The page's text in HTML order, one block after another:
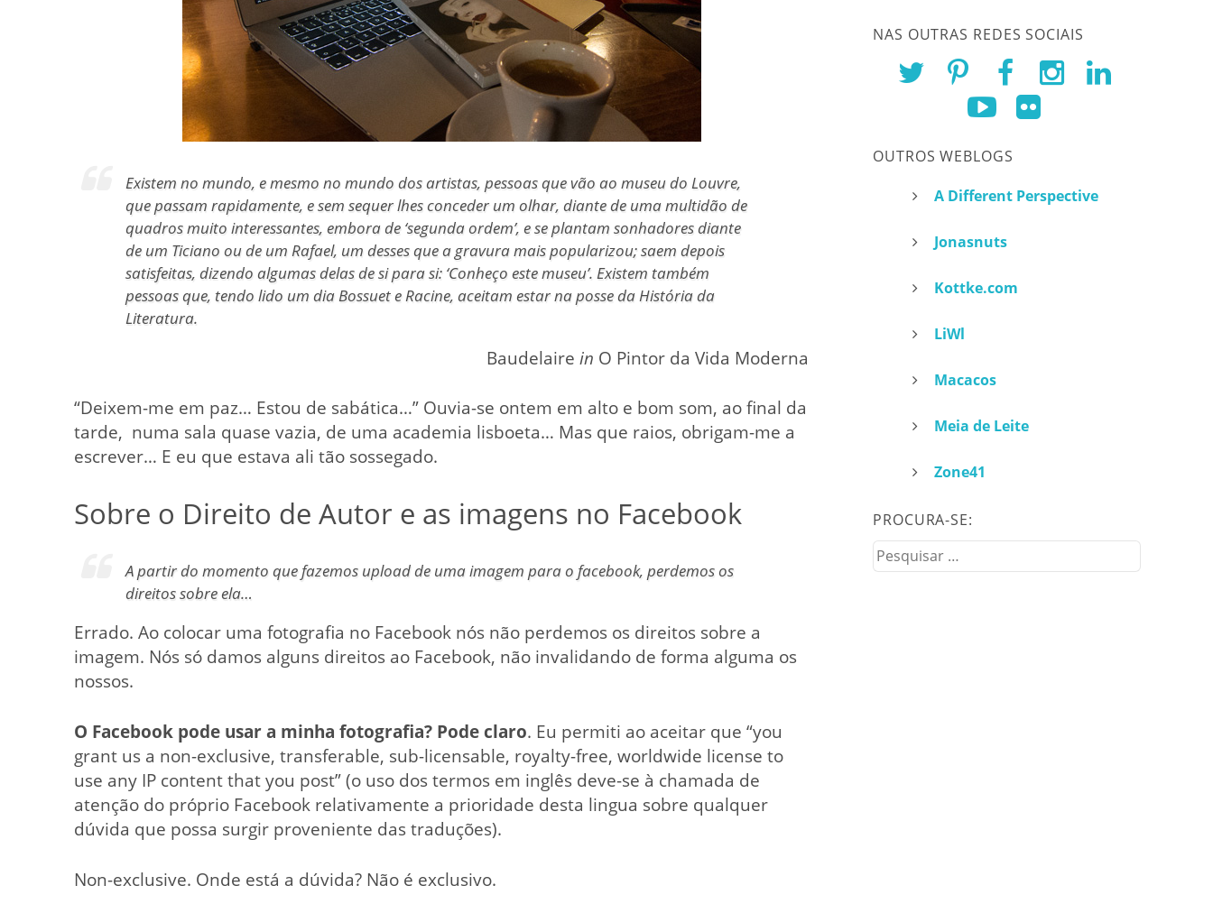
Existem no mundo, e mesmo no mundo dos artistas, pessoas que vão ao museu do Louvre,
que passam rapidamente, e sem sequer lhes conceder um olhar, diante de uma multidão de
quadros muito interessantes, embora de ‘segunda ordem’, e se plantam sonhadores diante
de um Ticiano ou de um Rafael, um desses que a gravura mais popularizou; saem depois
satisfeitas, dizendo algumas delas de si para si: ‘Conheço este museu’. Existem também
pessoas que, tendo lido um dia Bossuet e Racine, aceitam estar na posse da História da
Literatura.
Baudelaire in O Pintor da Vida Moderna
“Deixem-me em paz… Estou de sabática…” Ouvia-se ontem em alto e bom som, ao final da
tarde, numa sala quase vazia, de uma academia lisboeta… Mas que raios, obrigam-me a
escrever… E eu que estava ali tão sossegado.
Sobre o Direito de Autor e as imagens no Facebook
A partir do momento que fazemos upload de uma imagem para o facebook, perdemos os
direitos sobre ela…
Errado. Ao colocar uma fotografia no Facebook nós não perdemos os direitos sobre a
imagem. Nós só damos alguns direitos ao Facebook, não invalidando de forma alguma os
nossos.
O Facebook pode usar a minha fotografia? Pode claro. Eu permiti ao aceitar que “you
grant us a non-exclusive, transferable, sub-licensable, royalty-free, worldwide license to
use any IP content that you post” (o uso dos termos em inglês deve-se à chamada de
atenção do próprio Facebook relativamente a prioridade desta lingua sobre qualquer
dúvida que possa surgir proveniente das traduções).
Non-exclusive. Onde está a dúvida? Não é exclusivo.
NAS OUTRAS REDES SOCIAIS
OUTROS WEBLOGS
A Different Perspective
Jonasnuts
Kottke.com
LiWl
Macacos
Meia de Leite
Zone41
PROCURA-SE:
Pesquisar
por: